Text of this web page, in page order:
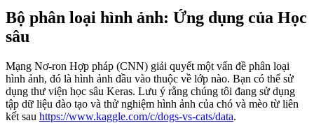
Bộ phân loại hình ảnh: Ứng dụng của Học
sâu
Mạng Nơ-ron Hợp pháp (CNN) giải quyết một vấn đề phân loại
hình ảnh, đó là hình ảnh đầu vào thuộc về lớp nào. Bạn có thể sử
dụng thư viện học sâu Keras. Lưu ý rằng chúng tôi đang sử dụng
tập dữ liệu đào tạo và thử nghiệm hình ảnh của chó và mèo từ liên
kết sau https://www.kaggle.com/c/dogs-vs-cats/data.